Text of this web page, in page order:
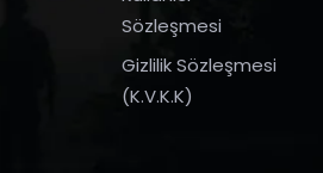
Sözleşmesi
Gizlilik Sözleşmesi
(K.V.K.K)